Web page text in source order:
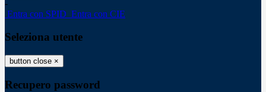
-
Entra con SPID Entra con CIE
Seleziona utente
button close ×
Recupero password